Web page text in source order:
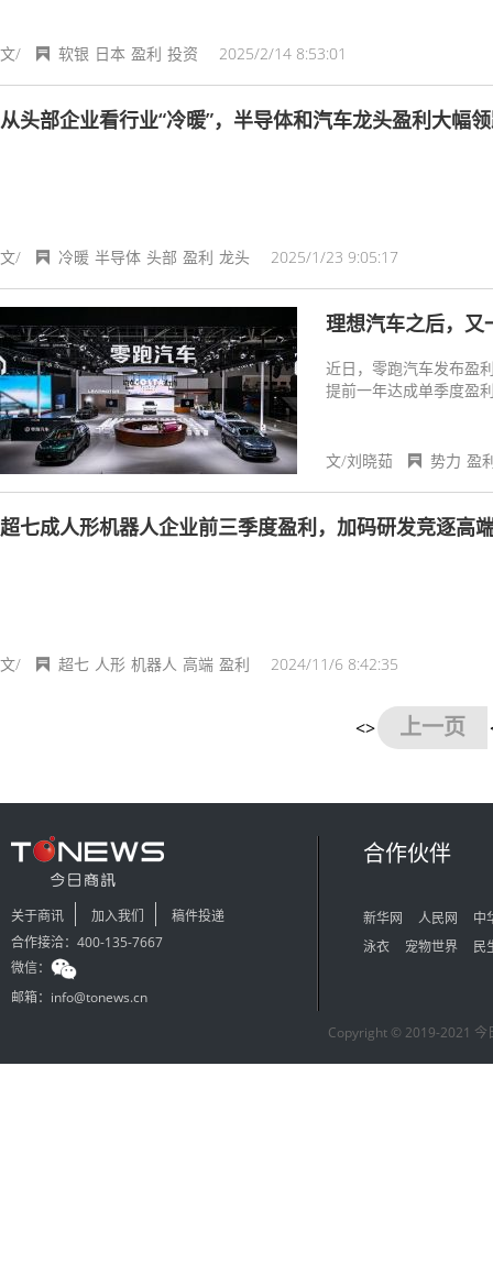
文/ 2025/2/14 8:53:01
软银 日本 盈利 投资
从头部企业看行业“冷暖”，半导体和汽车龙头盈利大幅
文/ 2025/1/23 9:05:17
冷暖 半导体 头部 盈利 龙头
理想汽车之后，又
近日，零跑汽车发布盈
提前一年达成单季度盈
文/刘晓茹 势力 盈
超七成人形机器人企业前三季度盈利，加码研发竞逐高
文/ 2024/11/6 8:42:35
超七 人形 机器人 高端 盈利
<> 上一页
关于商讯 加入我们
稿件投递
合作接洽：400-135-7667
微信：
邮箱：info@tonews.cn
合作伙伴
新华网 人民网
中
泳衣
宠物世界 民
Copyright © 2019-2021 今